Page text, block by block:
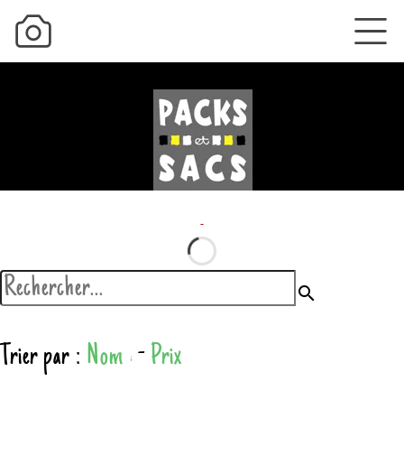
search
Trier par : Nom - Prix